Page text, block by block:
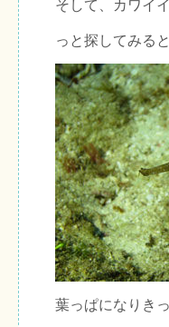
そして、カワイ
っと探してみる
葉っぱになりき